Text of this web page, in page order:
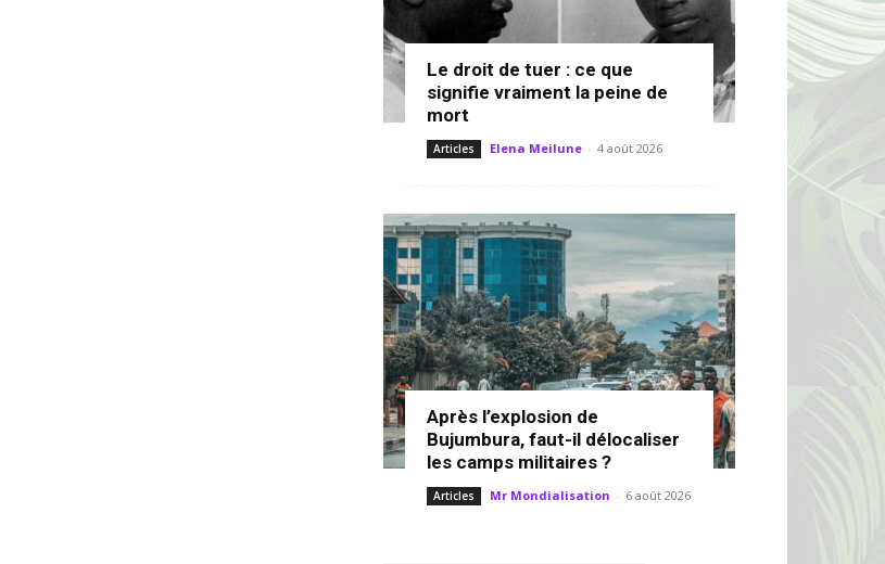
Le droit de tuer : ce que
signifie vraiment la peine de
mort
Articles Elena Meilune - 4 août 2026
Après l’explosion de
Bujumbura, faut-il délocaliser
les camps militaires ?
Articles Mr Mondialisation - 6 août 2026